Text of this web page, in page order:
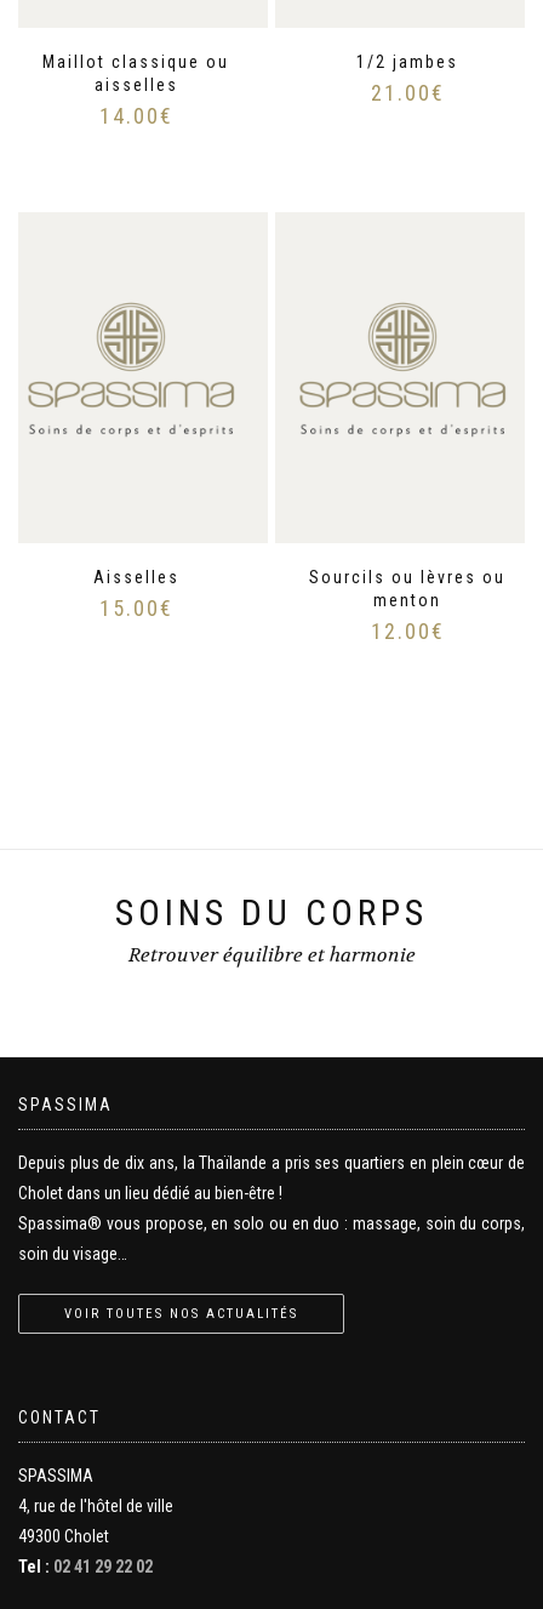
Maillot classique ou
aisselles
14.00€
1/2 jambes
21.00€
Aisselles
15.00€
Sourcils ou lèvres ou
menton
12.00€
SOINS DU CORPS
Retrouver équilibre et harmonie
SPASSIMA
Depuis plus de dix ans, la Thaïlande a pris ses quartiers en plein cœur de
Cholet dans un lieu dédié au bien-être !
Spassima® vous propose, en solo ou en duo : massage, soin du corps,
soin du visage…
VOIR TOUTES NOS ACTUALITÉS
CONTACT
SPASSIMA
4, rue de l'hôtel de ville
49300 Cholet
Tel : 02 41 29 22 02